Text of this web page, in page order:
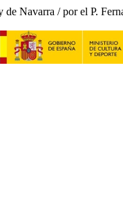
de Navarra / por el P.